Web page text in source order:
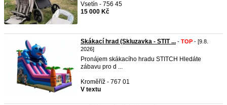
Vsetín - 756 45
15 000 Kč
Skákací hrad (Skluzavka - STIT ... - TOP - [9.8.
2026]
Pronájem skákacího hradu STITCH Hledáte
zábavu pro d ...
Kroměříž - 767 01
V textu